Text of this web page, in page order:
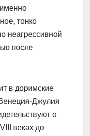
тонко
неагрессивной
после
в доримские
Джулия
о
веках до